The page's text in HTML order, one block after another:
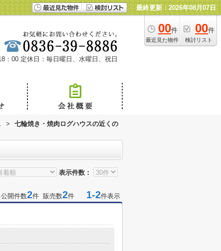
最終更新：2026年08月07日
00件
最近見た物件
00件
検討リスト
：00 定休日：毎日曜日、水曜日、祝日
>
七輪焼き・焼肉ログハウスの近くの
表示件数：
開件数2件 販売数2件 1-2件表示